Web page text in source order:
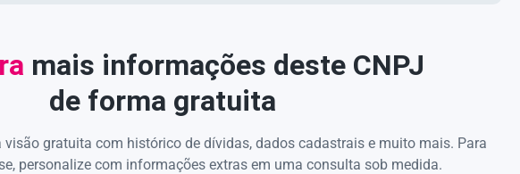
mais informações deste CNPJ
de forma gratuita
visão gratuita com histórico de dívidas, dados cadastrais e muito mais. Para
personalize com informações extras em uma consulta sob medida.